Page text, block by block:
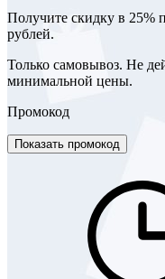
Получите скидку в 25%
рублей.
Только самовывоз. Не
минимальной цены.
Промокод
Показать промокод